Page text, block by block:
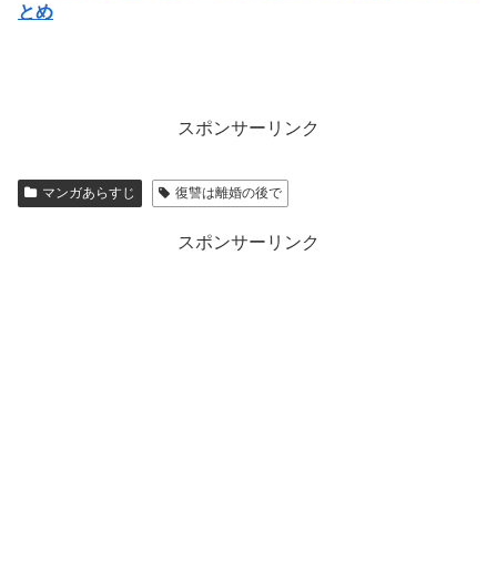
とめ
スポンサーリンク
マンガあらすじ 復讐は離婚の後で
スポンサーリンク